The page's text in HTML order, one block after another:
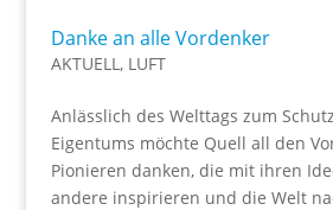
Danke an alle Vordenker
AKTUELL , LUFT
Anlässlich des Welttags zum
Eigentums möchte Quell all den
Pionieren danken, die mit ihren
andere inspirieren und die Welt